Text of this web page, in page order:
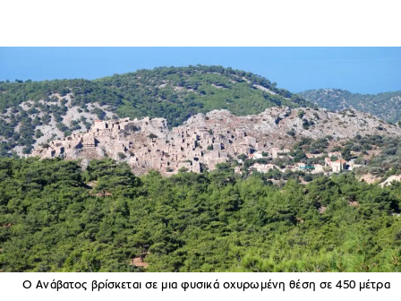
Ο Ανάβατος βρίσκεται σε μια φυσικά οχυρωμένη θέση σε 450 μέτρα